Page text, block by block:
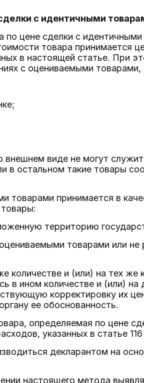
с идентичными
по цене сделки с
товара принимается
в настоящей статье. При
с оцениваемыми
внешнем виде не могут
в остальном такие товары
товарами принимается в
территорию
товарами или
количестве и (или) на тех же
в ином количестве и (или) на
корректировку их
ее обоснованность.
определяемая по цене
указанных в статье
декларантом на
настоящего метода